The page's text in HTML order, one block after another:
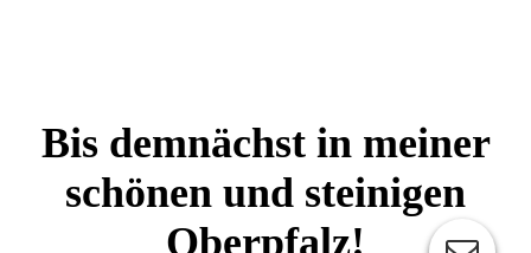
Bis demnächst in meiner
schönen und steinigen
Oberpfalz!